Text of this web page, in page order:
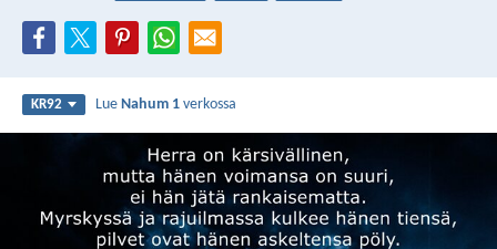
KR92 LueNahum 1 verkossa